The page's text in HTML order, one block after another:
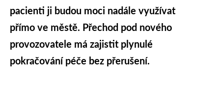
pacienti ji budou moci nadále využívat
přímo ve městě. Přechod pod nového
provozovatele má zajistit plynulé
pokračování péče bez přerušení.